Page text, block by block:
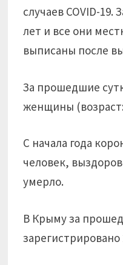
случаев COVID-
лет и все они
выписаны после
За прошедшие
женщины (возраст:
С начала года
человек,
умерло.
В Крыму за
зарегистрировано